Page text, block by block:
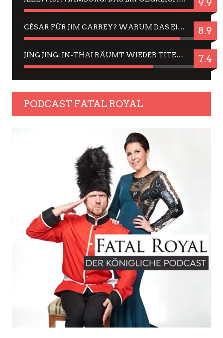
9.9
CÉSAR FÜR JIM CARREY? WARUM DAS EINER DER NERVIGSTEN ACTORS IST UND BLEIBT 8.9
JING JING: IN-THAI RÄUMT WIEDER TITEL AB – EIN ZWEI-STUNDEN-ERLEBNISBERICHT 7.4
PODCAST FATAL ROYAL